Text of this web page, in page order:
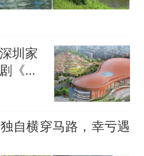
圳家
《数
自横穿马路，幸亏遇